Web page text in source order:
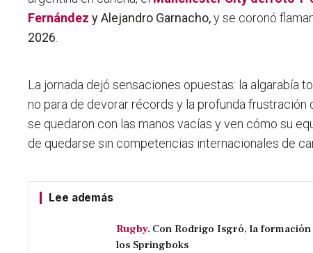
Fernández y Alejandro Garnacho,y se coronó
2026
La jornada dejó sensaciones opuestas: la algarabía
no para de devorar récords y la profunda frustración
se quedaron con las manos vacías y ven cómo su
de quedarse sin competencias internacionales de
Lee además
Rugby. Con Rodrigo Isgró, la
los Springboks